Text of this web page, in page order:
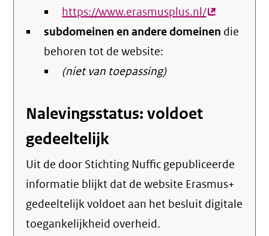
https://www.erasmusplus.nl/(externe
link)
subdomeinen en andere domeinen die
behoren tot de website:
(niet van toepassing)
Nalevingsstatus: voldoet
gedeeltelijk
Uit de door Stichting Nuffic gepubliceerde
informatie blijkt dat de website Erasmus+
gedeeltelijk voldoet aan het besluit digitale
toegankelijkheid overheid.